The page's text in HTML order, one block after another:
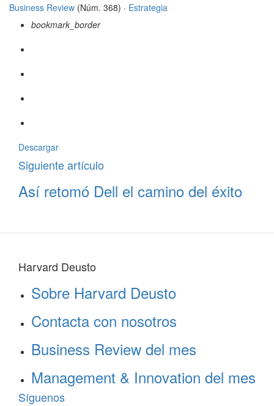
Business Review (Núm. 368) · Estrategia
bookmark_border
Descargar
Siguiente artículo
Así retomó Dell el camino del éxito
Harvard Deusto
Sobre Harvard Deusto
Contacta con nosotros
Business Review del mes
Management & Innovation del mes
Síguenos